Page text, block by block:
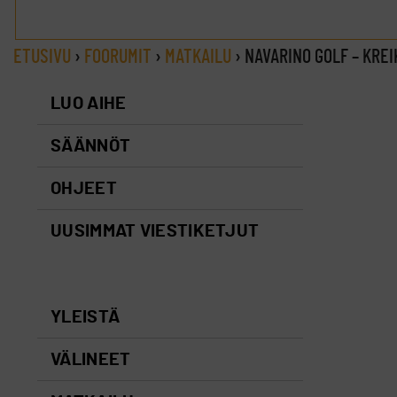
ETUSIVU › FOORUMIT › MATKAILU › NAVARINO GOLF –
LUO AIHE
SÄÄNNÖT
OHJEET
UUSIMMAT VIESTIKETJUT
YLEISTÄ
VÄLINEET